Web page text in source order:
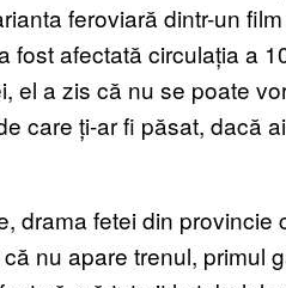
feroviară dintr-un
fost afectată circulația a
el a zis că nu se poate
care ți-ar fi păsat, dacă
drama fetei din provincie
nu apare trenul, primul